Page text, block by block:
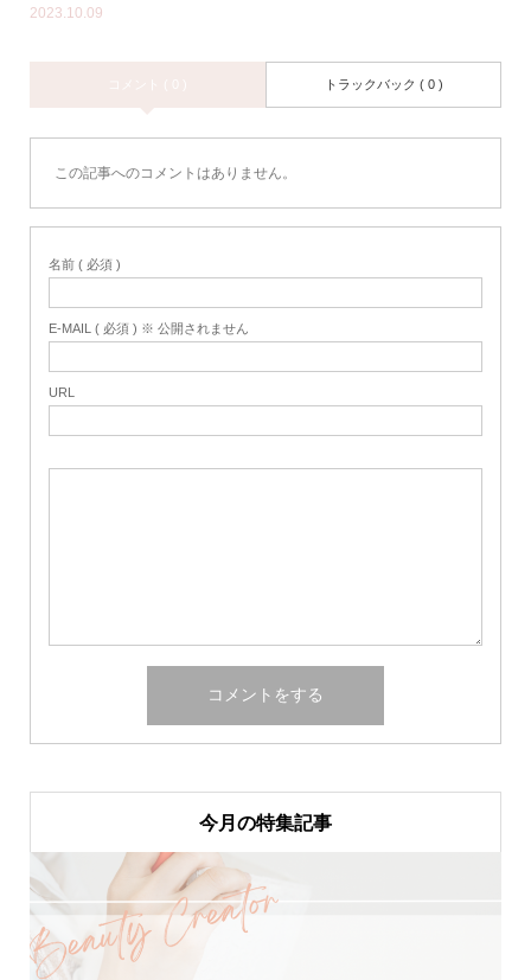
2023.10.09
トラックバック ( 0 )
この記事へのコメントはありません。
名前 ( 必須 )
E-MAIL ( 必須 ) ※ 公開されません
URL
今月の特集記事